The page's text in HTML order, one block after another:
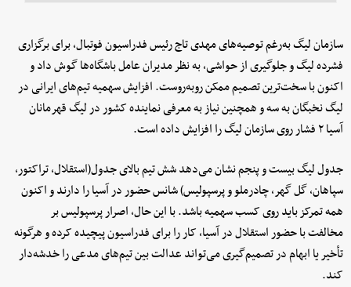
سازمان لیگ به‌رغم توصیه‌های مهدی تاج رئیس فدراسیون فوتبال، برای برگزاری
فشرده لیگ و جلوگیری از حواشی، به نظر مدیران عامل باشگاه‌ها گوش داد و
اکنون با سخت‌ترین تصمیم ممکن روبه‌روست. افزایش سهمیه تیم‌های ایرانی در
لیگ نخبگان به سه و همچنین نیاز به معرفی نماینده کشور در لیگ قهرمانان
آسیا ۲ فشار روی سازمان لیگ را افزایش داده است.
جدول لیگ بیست و پنجم نشان می‌دهد شش تیم بالای جدول(استقلال، تراکتور،
سپاهان، گل گهر، چادرملو و پرسپولیس) شانس حضور در آسیا را دارند و اکنون
همه تمرکز باید روی کسب سهمیه باشد. با این حال، اصرار پرسپولیس بر
مخالفت با حضور استقلال در آسیا، کار را برای فدراسیون پیچیده کرده و هرگونه
تأخیر یا ابهام در تصمیم‌گیری می‌تواند عدالت بین تیم‌های مدعی را خدشه‌دار
کند.